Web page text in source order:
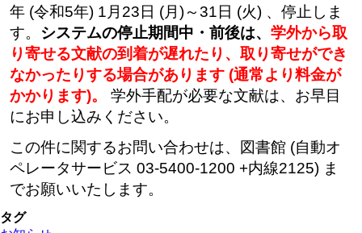
年 (令和5年) 1月23日 (月)～31日 (火) 、停止しま
す。 システムの停止期間中・前後は、 学外から取
り寄せる文献の到着が遅れたり、取り寄せができ
なかったりする場合があります (通常より料金が
かかります)。 学外手配が必要な文献は、お早目
にお申し込みください。
この件に関するお問い合わせは、図書館 (自動オ
ペレータサービス 03-5400-1200 +内線2125) ま
でお願いいたします。
タグ